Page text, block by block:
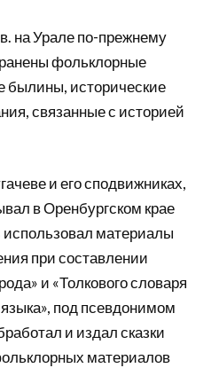
на Урале по-прежнему
фольклорные
былины, исторические
связанные с историей
и его сподвижниках,
в Оренбургском крае
использовал материалы
при составлении
и «Толкового словаря
под псевдонимом
и издал сказки
материалов